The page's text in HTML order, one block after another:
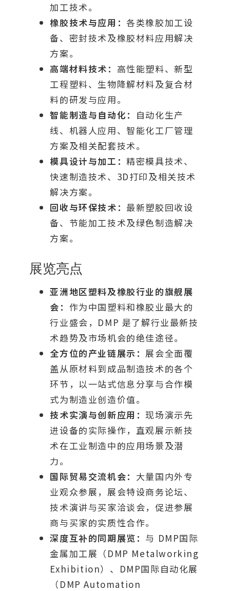
加工技术。
橡胶技术与应用：各类橡胶加工设
备、密封技术及橡胶材料应用解决
方案。
高端材料技术： 高性能塑料、新型
工程塑料、生物降解材料及复合材
料的研发与应用。
智能制造与自动化： 自动化生产
线、机器人应用、智能化工厂管理
方案及相关配套技术。
模具设计与加工：精密模具技术、
快速制造技术、3D打印及相关技术
解决方案。
回收与环保技术：最新塑胶回收设
备、节能加工技术及绿色制造解决
方案。
展览亮点
亚洲地区塑料及橡胶行业的旗舰展
会： 作为中国塑料和橡胶业最大的
行业盛会，DMP 是了解行业最新技
术趋势及市场机会的绝佳途径。
全方位的产业链展示： 展会全面覆
盖从原材料到成品制造技术的各个
环节，以一站式信息分享与合作模
式为制造业创造价值。
技术实演与创新应用：现场演示先
进设备的实际操作，直观展示新技
术在工业制造中的应用场景及潜
力。
国际贸易交流机会： 大量国内外专
业观众参展，展会特设商务论坛、
技术演讲与买家洽谈会，促进参展
商与买家的实质性合作。
深度互补的同期展览： 与 DMP国际
金属加工展（DMP Metalworking
Exhibition）、DMP国际自动化展
（DMP Automation